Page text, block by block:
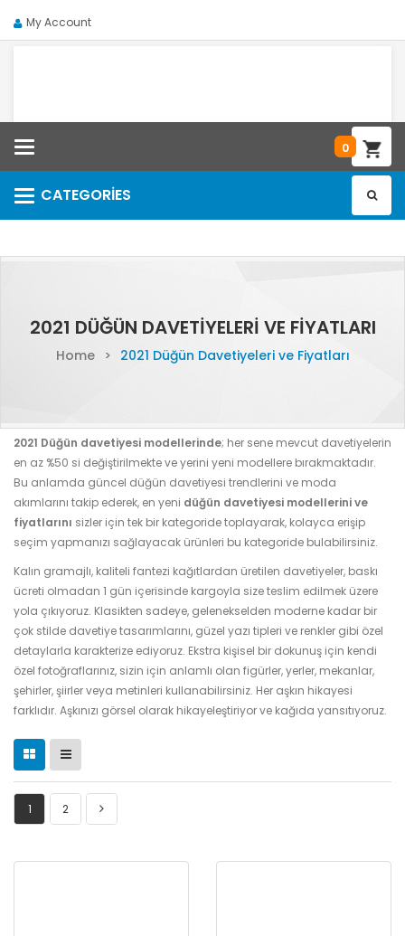
My Account
0
CATEGORIES
Categories
2021 DÜĞÜN DAVETIYELERI VE FIYATLARI
Home > 2021 Düğün Davetiyeleri ve Fiyatları
2021 Düğün davetiyesi modellerinde; her sene mevcut davetiyelerin
en az %50 si değiştirilmekte ve yerini yeni modellere bırakmaktadır.
Bu anlamda güncel düğün davetiyesi trendlerini ve moda
akımlarını takip ederek, en yeni düğün davetiyesi modellerini ve
fiyatlarını sizler için tek bir kategoride toplayarak, kolayca erişip
seçim yapmanızı sağlayacak ürünleri bu kategoride bulabilirsiniz.
Kalın gramajlı, kaliteli fantezi kağıtlardan üretilen davetiyeler, baskı
ücreti olmadan 1 gün içerisinde kargoyla size teslim edilmek üzere
yola çıkıyoruz. Klasikten sadeye, gelenekselden moderne kadar bir
çok stilde davetiye tasarımlarını, güzel yazı tipleri ve renkler gibi özel
detaylarla karakterize ediyoruz. Ekstra kişisel bir dokunuş için kendi
özel fotoğraflarınız, sizin için anlamlı olan figürler, yerler, mekanlar,
şehirler, şiirler veya metinleri kullanabilirsiniz. Her aşkın hikayesi
farklıdır. Aşkınızı görsel olarak hikayeleştiriyor ve kağıda yansıtıyoruz.
1 2